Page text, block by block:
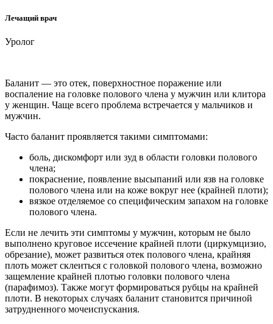
Лечащий врач
Уролог
Баланит — это отек, поверхностное поражение или
воспаление на головке полового члена у мужчин или клитора
у женщин. Чаще всего проблема встречается у мальчиков и
мужчин.
Часто баланит проявляется такими симптомами:
боль, дискомфорт или зуд в области головки полового
члена;
покраснение, появление высыпаний или язв на головке
полового члена или на коже вокруг нее (крайней плоти);
вязкое отделяемое со специфическим запахом на головке
полового члена.
Если не лечить эти симптомы у мужчин, которым не было
выполнено круговое иссечение крайней плоти (циркумцизио,
обрезание), может развиться отек полового члена, крайняя
плоть может склеиться с головкой полового члена, возможно
защемление крайней плотью головки полового члена
(парафимоз). Также могут формироваться рубцы на крайней
плоти. В некоторых случаях баланит становится причиной
затрудненного мочеиспускания.